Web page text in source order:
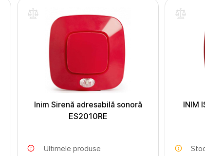
Inim Sirenă adresabilă sonoră
ES2010RE
Ultimele produse
INIM